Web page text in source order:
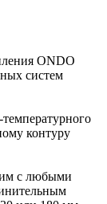
ONDO
систем
контуру
с любыми